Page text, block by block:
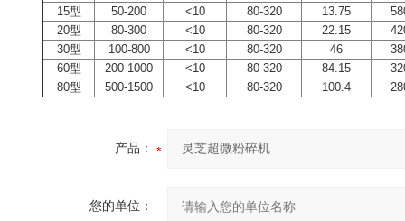
15型
50-200 <10 80-320 13.75
20型
80-300 <10 80-320 22.15
30型
100-800 <10 80-320 46
60型
200-1000 <10 80-320 84.15
80型
500-1500 <10 80-320 100.4
产品：
您的单位：